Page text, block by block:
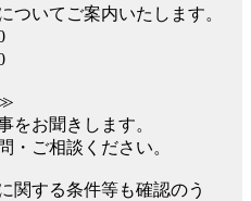
ついてご案内いたします。
をお聞きします。
・ご相談ください。
関する条件等も確認のう